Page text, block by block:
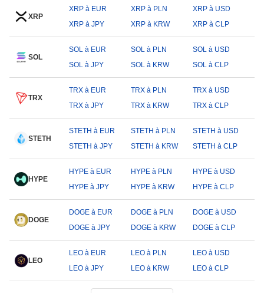
XRP
XRP à EUR XRP à PLN
XRP à USD
XRP à JPY
XRP à KRW XRP à CLP
SOL
SOL à EUR SOL à PLN
SOL à USD
SOL à JPY
SOL à KRW SOL à CLP
TRX
TRX à EUR TRX à PLN
TRX à USD
TRX à JPY
TRX à KRW TRX à CLP
STETH
STETH à EUR STETH à PLN
STETH à USD
STETH à JPY
STETH à KRW STETH à CLP
HYPE
HYPE à EUR HYPE à PLN
HYPE à USD
HYPE à JPY
HYPE à KRW HYPE à CLP
DOGE
DOGE à EUR DOGE à PLN
DOGE à USD
DOGE à JPY
DOGE à KRW DOGE à CLP
LEO
LEO à EUR LEO à PLN
LEO à USD
LEO à JPY
LEO à KRW LEO à CLP